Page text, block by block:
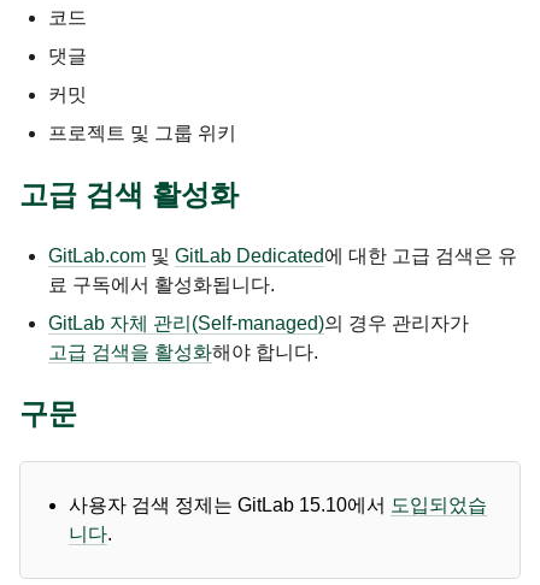
코드
댓글
커밋
프로젝트 및 그룹 위키
고급 검색 활성화
GitLab.com 및 GitLab Dedicated에 대한 고급 검색은 유
료 구독에서 활성화됩니다.
GitLab 자체 관리(Self-managed)의 경우 관리자가
고급 검색을 활성화해야 합니다.
구문
사용자 검색 정제는 GitLab 15.10에서 도입되었습
니다.